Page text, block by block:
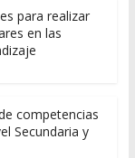
para realizar
en las
competencias
Secundaria y